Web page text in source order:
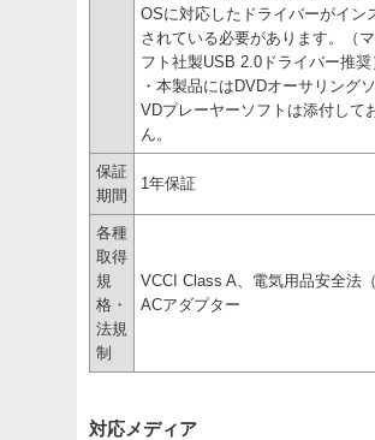
OSに対応したドライバーがイン
されている必要があります。（
フト社製USB 2.0ドライバー推奨
・本製品にはDVDオーサリング
VDプレーヤーソフトは添付して
ん。
保証
期間
1年保証
各種
取得
規
格・
法規
制
VCCI Class A、電気用品安全法
ACアダプター
対応メディア